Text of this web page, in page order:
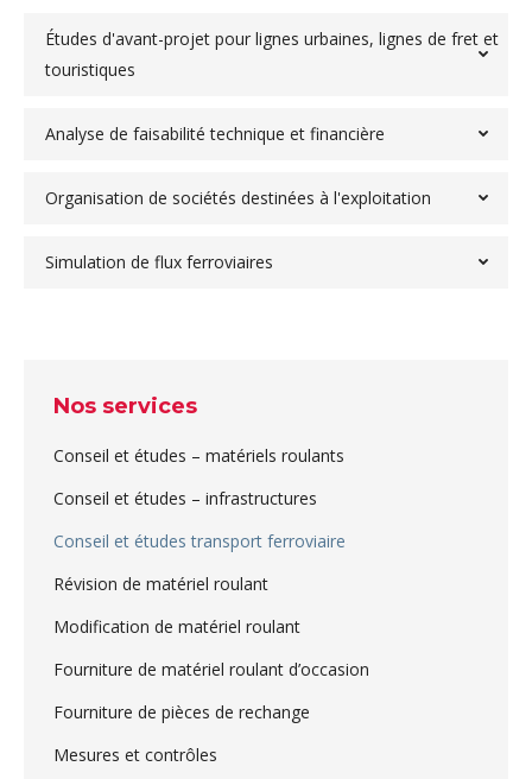
Études d'avant-projet pour lignes urbaines, lignes de fret et
touristiques
Analyse de faisabilité technique et financière
Organisation de sociétés destinées à l'exploitation
Simulation de flux ferroviaires
Nos services
Conseil et études – matériels roulants
Conseil et études – infrastructures
Conseil et études transport ferroviaire
Révision de matériel roulant
Modification de matériel roulant
Fourniture de matériel roulant d’occasion
Fourniture de pièces de rechange
Mesures et contrôles